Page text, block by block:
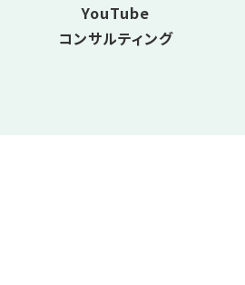
YouTube
コンサルティング